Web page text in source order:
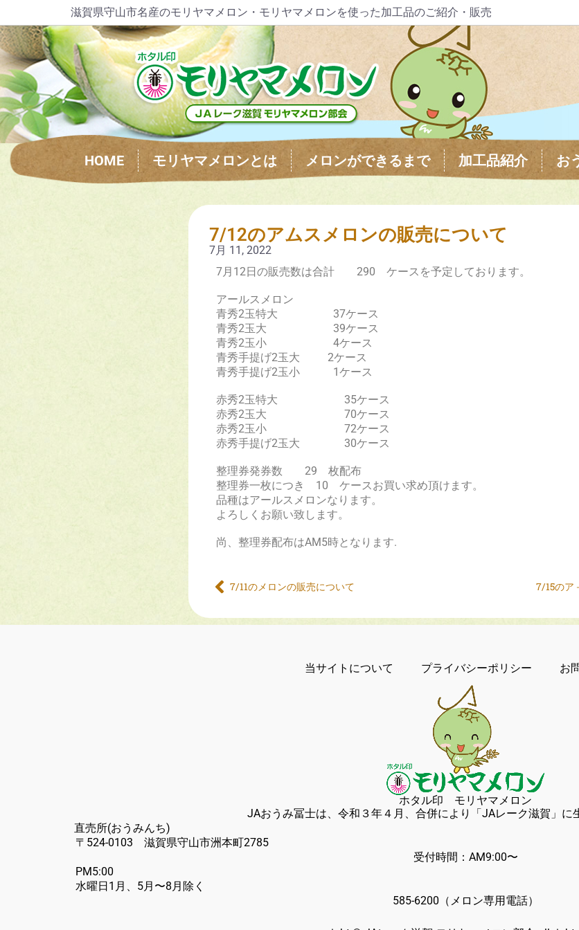
滋賀県守山市名産のモリヤマメロン・モリヤマメロンを使った加工品のご紹介・販売
HOME モリヤマメロンとは メロンができるまで 加工品紹介 お
7/12のアムスメロンの販売について
7月 11, 2022
7月12日の販売数は合計 290 ケースを予定しております。
アールスメロン
青秀2玉特大 37ケース
青秀2玉大 39ケース
青秀2玉小 4ケース
青秀手提げ2玉大 2ケース
青秀手提げ2玉小 1ケース
赤秀2玉特大 35ケース
赤秀2玉大 70ケース
赤秀2玉小 72ケース
赤秀手提げ2玉大 30ケース
整理券発券数 29 枚配布
整理券一枚につき 10 ケースお買い求め頂けます。
品種はアールスメロンなります。
よろしくお願い致します。
尚、整理券配布はAM5時となります.
7/11のメロンの販売について 7/15のア
当サイトについて プライバシーポリシー お
ホタル印 モリヤマメロン
JAおうみ冨士は、令和３年４月、合併により「JAレーク滋賀」に
直売所(おう
〒524-0103 滋賀県守山
受付時間：AM9:00〜
PM5:00 定休日
水曜日1月、5月〜8月
585-6200 （メロン専用電話）